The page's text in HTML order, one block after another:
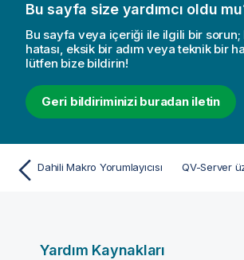
Bu sayfa size yardımcı oldu
Bu sayfa veya içeriği ile ilgili bir sorun;
hatası, eksik bir adım veya teknik bir
lütfen bize bildirin!
Geri bildiriminizi buradan iletin
Dahili Makro Yorumlayıcısı
Yardım Kaynakları